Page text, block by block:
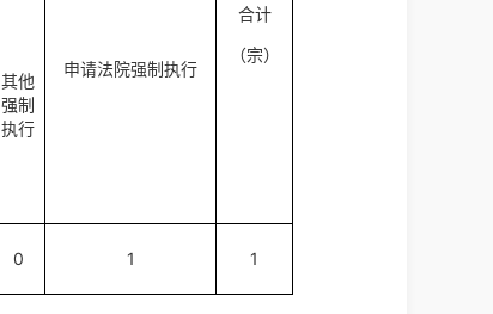
合计
（宗）
申请法院强制执行
其他
强制
执行
0 1 1